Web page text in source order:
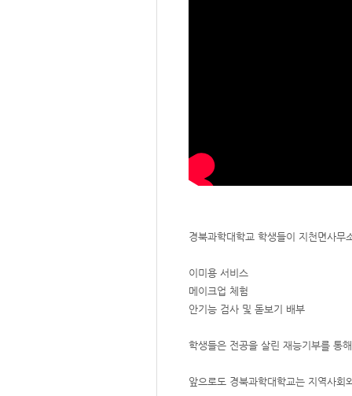
경북과학대학교 학생들이 지천면사
이미용 서비스
메이크업 체험
안기능 검사 및 돋보기 배부
학생들은 전공을 살린 재능기부를 통
앞으로도 경북과학대학교는 지역사